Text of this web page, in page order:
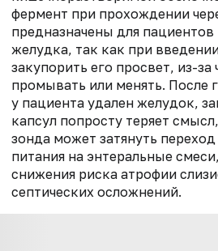
фермент при прохождении
предназначены для пациентов
желудка, так как при
закупорить его просвет, из-
промывать или менять. После
у пациента удален желудок,
капсул попросту теряет
зонда может затянуть
питания на энтеральные
снижения риска атрофии
септических осложнений.